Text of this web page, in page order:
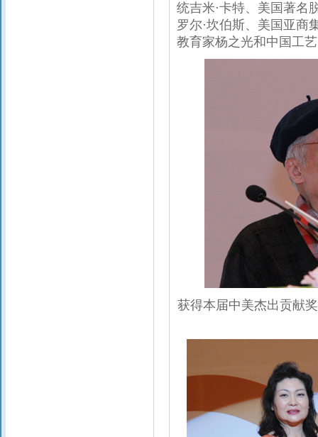
统吉米·卡特、美国著名
罗尔·坎伯斯、美国亚商
教育家杨之光和中国工
获得本届中美杰出贡献